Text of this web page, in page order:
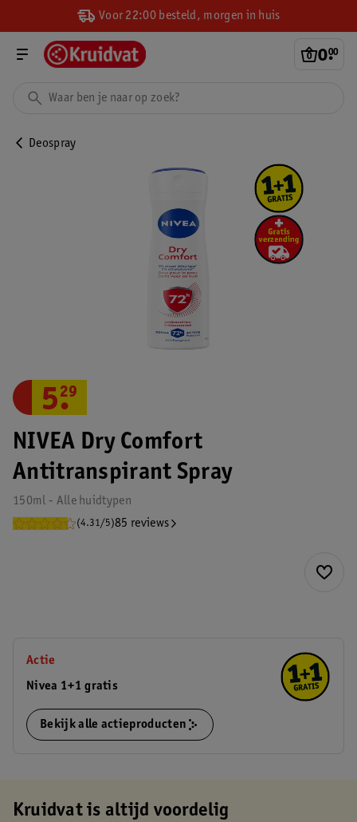
Voor 22:00 besteld, morgen in huis
0.
00
Deospray
NIVEA Dry Comfort
Antitranspirant Spray
150ml - Alle huidtypen
(4.31/5)85 reviews
5.
29
Actie
Nivea 1+1 gratis
Bekijk alle actieproducten
Kruidvat is altijd voordelig